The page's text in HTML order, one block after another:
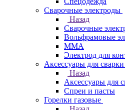
Сварочные электроды
Назад
Сварочные
Вольфрамовые
ММА
Электрод для
Аксессуары для
Назад
Аксессуары для
Спреи и пасты
Горелки газовые